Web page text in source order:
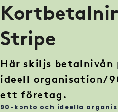
Stripe
Här skiljs betalnivån
ideell organisation/
ett företag.
90-konto och ideella